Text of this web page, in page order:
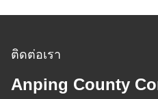
ติดต่อเรา
Anping County